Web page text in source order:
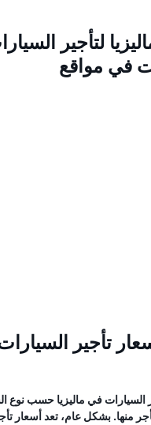
لتأجير
في مواقع
تأجير
في ماليزيا حسب نوع
منها. بشكل عام، تعد أسعار